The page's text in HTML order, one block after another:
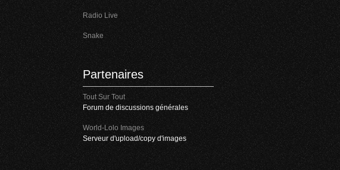
Radio Live
Snake
Partenaires
Tout Sur Tout
Forum de discussions générales
World-Lolo Images
Serveur d'upload/copy d'images